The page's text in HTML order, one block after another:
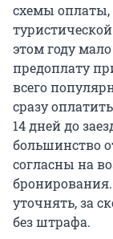
схемы
этом году
предоплату
всего
сразу
14 дней до
большинство
согласны на
уточнять, за
без штрафа.